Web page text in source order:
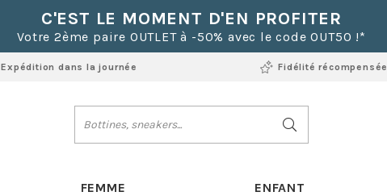
C'EST LE MOMENT D'EN PROFITER
Votre 2ème paire OUTLET à -50% avec le code OUT50 !*
Expédition dans la journée Fidélité récompensée
FEMME ENFANT